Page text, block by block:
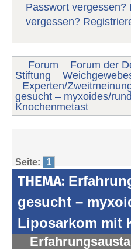
Passwort vergessen?
vergessen?
Forum
Forum der
Stiftung
Experten/
gesucht – myxoides/
Knochenmetast
Seite: 1
THEMA:
gesucht –
Liposarkom mit